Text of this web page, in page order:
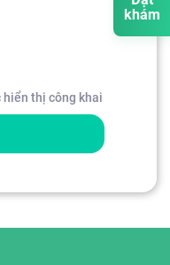
khám
hiển thị công khai